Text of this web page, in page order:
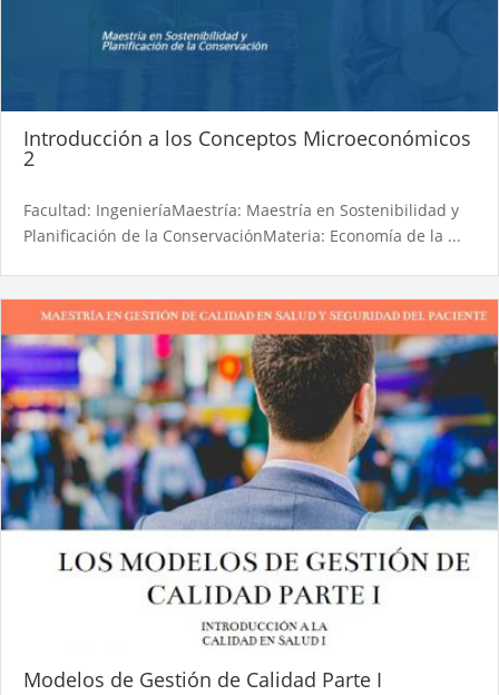
Introducción a los Conceptos Microeconómicos
2
Facultad: IngenieríaMaestría: Maestría en Sostenibilidad y
Planificación de la ConservaciónMateria: Economía de la ...
Modelos de Gestión de Calidad Parte I